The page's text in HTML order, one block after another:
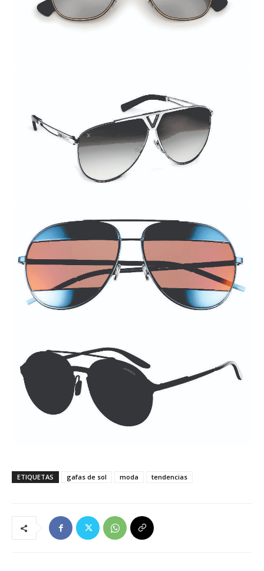
ETIQUETAS gafas de sol moda tendencias